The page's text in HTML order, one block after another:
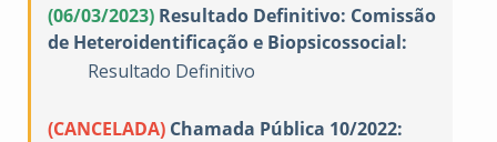
(06/03/2023) Resultado Definitivo: Comissão
de Heteroidentificação e Biopsicossocial:
Resultado Definitivo
(CANCELADA) Chamada Pública 10/2022: